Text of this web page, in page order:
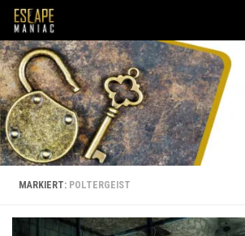
Unter dem Inhalt
MARKIERT: POLTERGEIST